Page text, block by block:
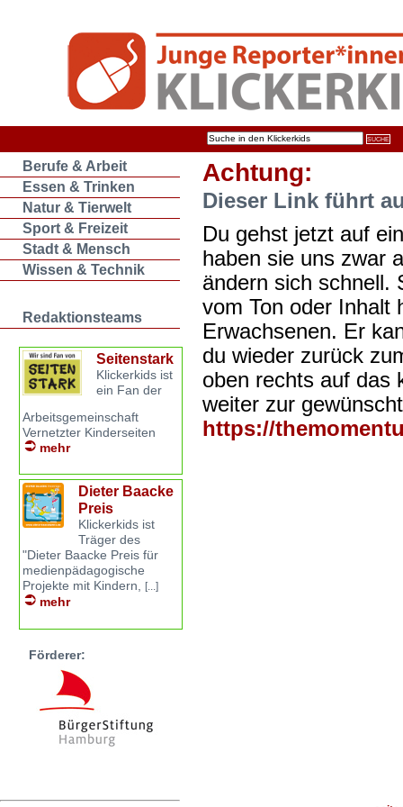
Berufe & Arbeit
Essen & Trinken
Natur & Tierwelt
Sport & Freizeit
Stadt & Mensch
Wissen & Technik
Redaktionsteams
Seitenstark
Klickerkids ist
ein Fan der
Arbeitsgemeinschaft
Vernetzter Kinderseiten
mehr
Dieter Baacke
Preis
Klickerkids ist
Träger des
"Dieter Baacke Preis für
medienpädagogische
Projekte mit Kindern, [...]
mehr
Förderer:
Achtung:
Dieser Link führt
Du gehst jetzt auf
haben sie uns zwar
ändern sich schnell.
vom Ton oder Inhalt
Erwachsenen. Er
du wieder zurück
oben rechts auf das
weiter zur
https://